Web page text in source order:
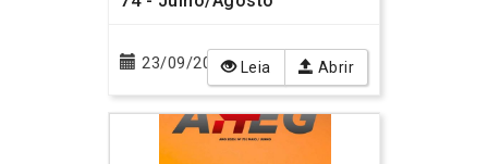
23/09/2025 Leia Abrir